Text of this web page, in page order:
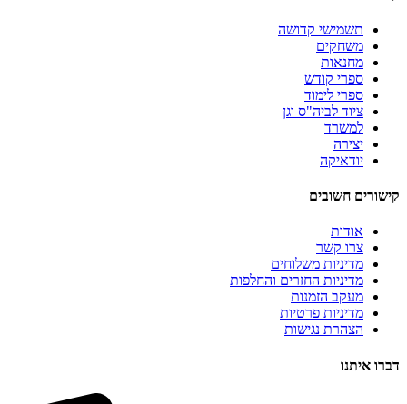
תשמישי קדושה
משחקים
מחנאות
ספרי קודש
ספרי לימוד
ציוד לביה"ס וגן
למשרד
יצירה
יודאיקה
קישורים חשובים
אודות
צרו קשר
מדיניות משלוחים
מדיניות החזרים והחלפות
מעקב הזמנות
מדיניות פרטיות
הצהרת נגישות
דברו איתנו